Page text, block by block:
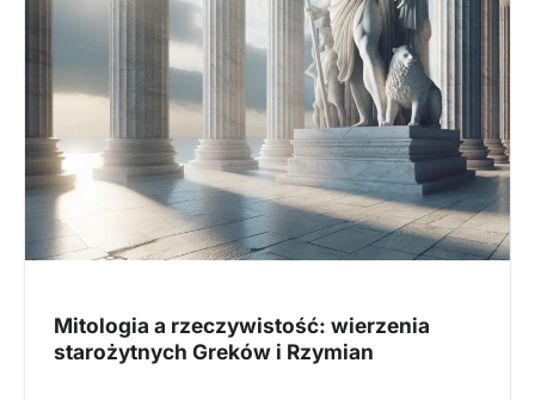
Mitologia a rzeczywistość: wierzenia
starożytnych Greków i Rzymian